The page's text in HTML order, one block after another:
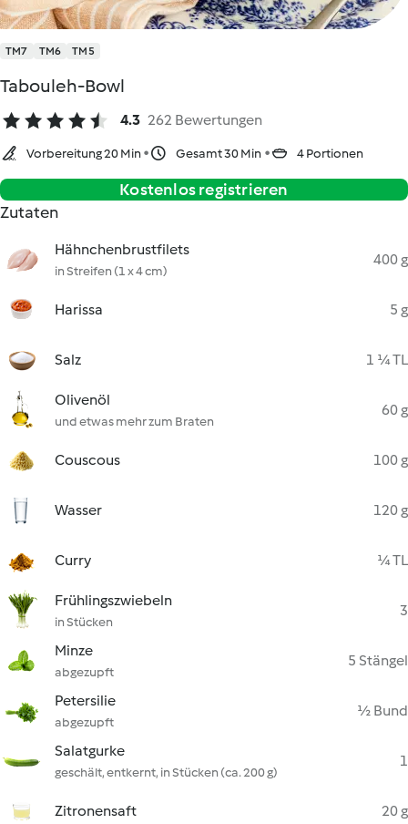
TM7 TM6 TM5
Tabouleh-Bowl
4.3 262 Bewertungen
Vorbereitung 20 Min Gesamt 30 Min 4 Portionen
Kostenlos registrieren
Zutaten
Hähnchenbrustfilets
in Streifen (1 x 4 cm)
400 g
Harissa 5 g
Salz 1 ¼ TL
Olivenöl
und etwas mehr zum Braten
60 g
Couscous 100 g
Wasser 120 g
Curry ¼ TL
Frühlingszwiebeln
in Stücken
3
Minze
abgezupft
5 Stängel
Petersilie
abgezupft
½ Bund
Salatgurke
geschält, entkernt, in Stücken (ca. 200 g)
1
Zitronensaft 20 g